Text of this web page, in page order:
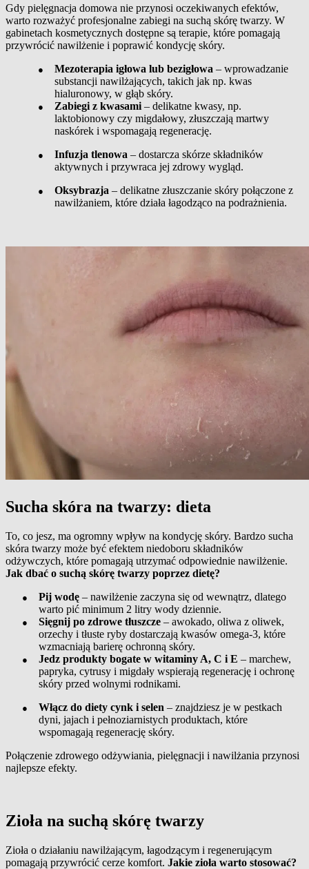
Gdy pielęgnacja domowa nie przynosi oczekiwanych efektów,
warto rozważyć profesjonalne zabiegi na suchą skórę twarzy. W
gabinetach kosmetycznych dostępne są terapie, które pomagają
przywrócić nawilżenie i poprawić kondycję skóry.
● Mezoterapia igłowa lub bezigłowa – wprowadzanie
substancji nawilżających, takich jak np. kwas
hialuronowy, w głąb skóry.
● Zabiegi z kwasami – delikatne kwasy, np.
laktobionowy czy migdałowy, złuszczają martwy
naskórek i wspomagają regenerację.
● Infuzja tlenowa – dostarcza skórze składników
aktywnych i przywraca jej zdrowy wygląd.
● Oksybrazja – delikatne złuszczanie skóry połączone z
nawilżaniem, które działa łagodząco na podrażnienia.
Sucha skóra na twarzy: dieta
To, co jesz, ma ogromny wpływ na kondycję skóry. Bardzo sucha
skóra twarzy może być efektem niedoboru składników
odżywczych, które pomagają utrzymać odpowiednie nawilżenie.
Jak dbać o suchą skórę twarzy poprzez dietę?
● Pij wodę – nawilżenie zaczyna się od wewnątrz, dlatego
warto pić minimum 2 litry wody dziennie.
● Sięgnij po zdrowe tłuszcze – awokado, oliwa z oliwek,
orzechy i tłuste ryby dostarczają kwasów omega-3, które
wzmacniają barierę ochronną skóry.
● Jedz produkty bogate w witaminy A, C i E – marchew,
papryka, cytrusy i migdały wspierają regenerację i ochronę
skóry przed wolnymi rodnikami.
● Włącz do diety cynk i selen – znajdziesz je w pestkach
dyni, jajach i pełnoziarnistych produktach, które
wspomagają regenerację skóry.
Połączenie zdrowego odżywiania, pielęgnacji i nawilżania przynosi
najlepsze efekty.
Zioła na suchą skórę twarzy
Zioła o działaniu nawilżającym, łagodzącym i regenerującym
pomagają przywrócić cerze komfort. Jakie zioła warto stosować?